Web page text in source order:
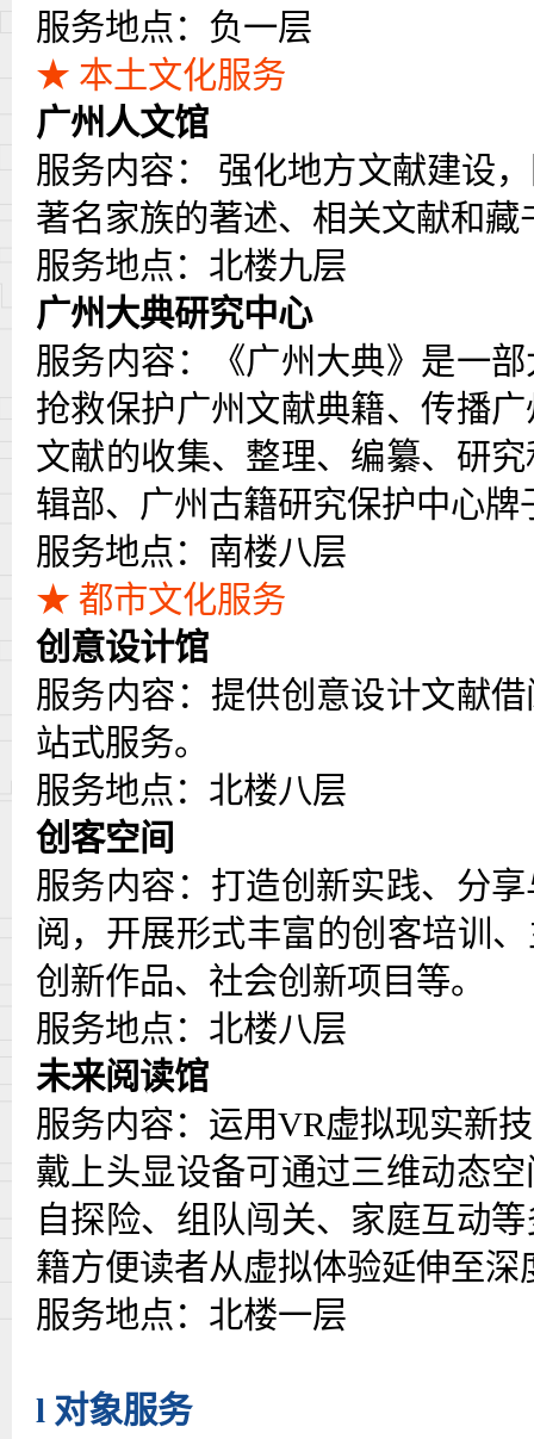
服务地点：负一层
★ 本土文化服务
广州人文馆
服务内容：
强化地方文献建设
著名家族的著述、相关文献和
服务地点：北楼九层
广州大典研究中心
服务内容：《广州大典》是一
抢救保护广州文献典籍、传播
文献的收集、整理、编纂、研
辑部、广州古籍研究保护中心牌
服务地点：南楼八层
★ 都市文化服务
创意设计馆
服务内容：提供创意设计文献
站式服务。
服务地点：北楼八层
创客空间
服务内容：打造创新实践、分
阅，开展形式丰富的创客培训
创新作品、社会创新项目等。
服务地点：北楼八层
未来阅读馆
服务内容：运用VR虚拟现实新
戴上头显设备可通过三维动态
自探险、组队闯关、家庭互动
籍方便读者从虚拟体验延伸至深
服务地点：北楼一层
l 对象服务